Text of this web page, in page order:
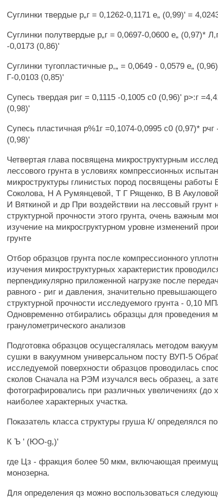
Суглинки твердые р„г = 0,1262-0,1171 е„ (0,99)' =
Суглинки полутвердые р„г = 0,0697-0,0600 е„ (0,97)*
-0,0173 (0,86)'
Суглинки тугопластичные р,„ = 0,0649 - 0,0579 е„
Г-0,0103 (0,85)'
Супесь твердая риг = 0,1115 -0,1005 с0 (0,96)' р>:г
(0,98)'
Супесь пластичная р%1г =0,1074-0,0995 с0 (0,97)*
(0,98)'
Четвертая глава посвящена микроструктурным
лессового грунта в условиях компрессионных
микроструктуры глинистых пород посвящены
Соколова, Н А Румянцевой, Т Г Рященко, В В
И Вяткиной и др При воздействии на лессовый грунт
структурной прочности этого грунта, очень важным
изучение на микросгруктурном уровне изменений
грунте
Отбор образцов грунта после компрессионного
изучения микроструктурных характеристик
перпендикулярно приложенной нагрузке после
равного - риг и давления, значительно
структурной прочности исследуемого грунта - 0,10
Одновременно отбирались образцы для проведения
гранулометрического анализов
Подготовка образцов осущесгалялась методом
сушки в вакуумном универсальном посту ВУП-5
исследуемой поверхности образцов проводилась
сколов Сначала на РЭМ изучался весь образец, а
фотографировались при различных увеличениях (до
наиболее характерных участка.
Показатель класса структуры груша К/ определялся
К Ъ ' (ЮО-g,)'
где Цз - фракция более 50 мкм, включающая
монозерна.
Для определения qз можно воспользоваться